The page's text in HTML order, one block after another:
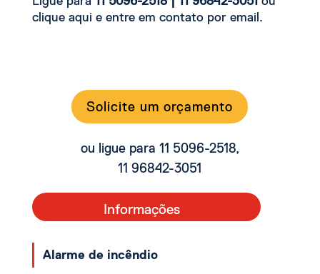
clique aqui e entre em contato por email.
Solicite um orçamento
ou ligue para 11 5096-2518,
11 96842-3051
Informações
Alarme de incêndio